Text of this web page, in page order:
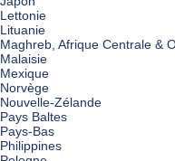
Lettonie
Lituanie
Maghreb, Afrique Centrale &
Malaisie
Mexique
Norvège
Nouvelle-Zélande
Pays Baltes
Pays-Bas
Philippines